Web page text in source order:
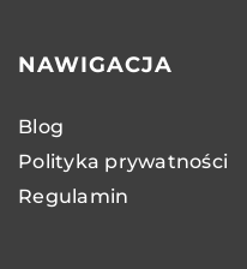
NAWIGACJA
Blog
Polityka prywatności
Regulamin